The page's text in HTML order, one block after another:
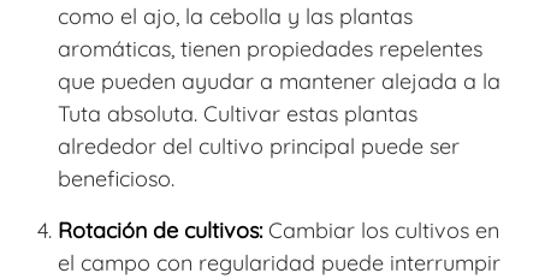
como el ajo, la cebolla y las plantas
aromáticas, tienen propiedades repelentes
que pueden ayudar a mantener alejada a la
Tuta absoluta. Cultivar estas plantas
alrededor del cultivo principal puede ser
beneficioso.
Rotación de cultivos:Cambiar los cultivos en
el campo con regularidad puede interrumpir